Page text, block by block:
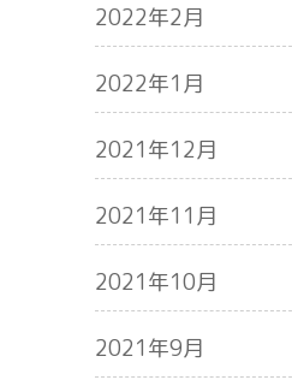
2022年2月
2022年1月
2021年12月
2021年11月
2021年10月
2021年9月